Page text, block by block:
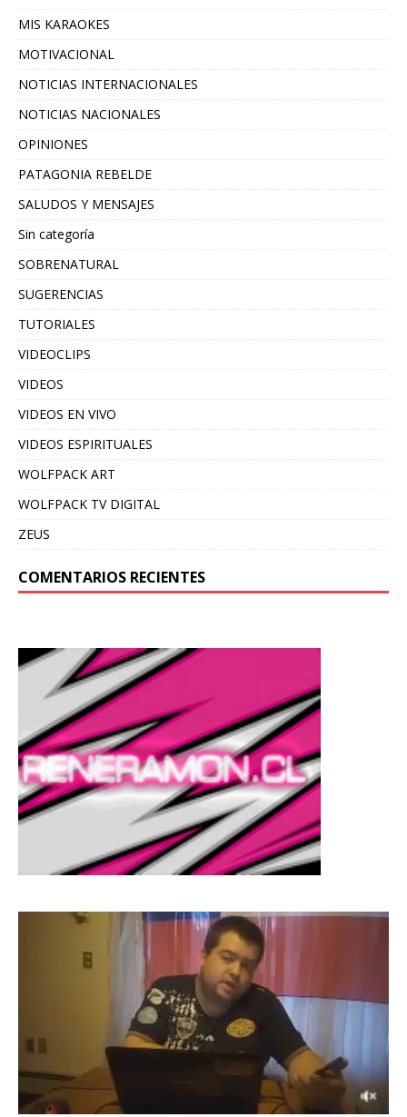
MIS KARAOKES
MOTIVACIONAL
NOTICIAS INTERNACIONALES
NOTICIAS NACIONALES
OPINIONES
PATAGONIA REBELDE
SALUDOS Y MENSAJES
Sin categoría
SOBRENATURAL
SUGERENCIAS
TUTORIALES
VIDEOCLIPS
VIDEOS
VIDEOS EN VIVO
VIDEOS ESPIRITUALES
WOLFPACK ART
WOLFPACK TV DIGITAL
ZEUS
COMENTARIOS RECIENTES